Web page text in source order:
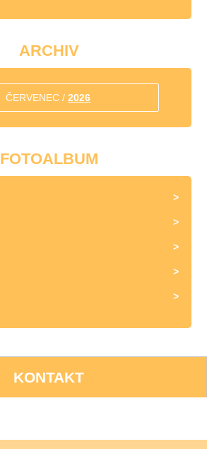
ARCHIV
ČERVENEC /2026
FOTOALBUM
KONTAKT